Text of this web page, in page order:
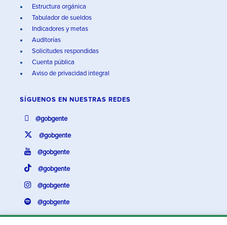
Estructura orgánica
Tabulador de sueldos
Indicadores y metas
Auditorías
Solicitudes respondidas
Cuenta pública
Aviso de privacidad integral
SÍGUENOS EN NUESTRAS REDES
@gobgente
@gobgente
@gobgente
@gobgente
@gobgente
@gobgente